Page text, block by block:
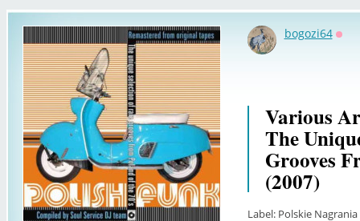
bogozi64
Various
The
Grooves
(2007)
Label: Polskie